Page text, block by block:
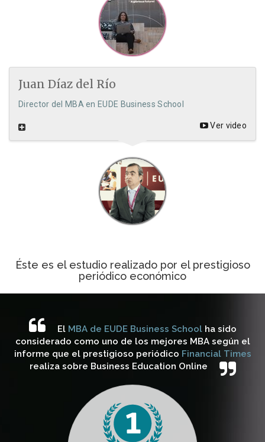
Juan Díaz del Río
Director del MBA en EUDE Business School
Ver video
Éste es el estudio realizado por el prestigioso
periódico económico
El MBA de EUDE Business Schoolha sido
considerado como uno de los mejores MBA según el
informe que el prestigioso periódico Financial Times
realiza sobre Business Education Online